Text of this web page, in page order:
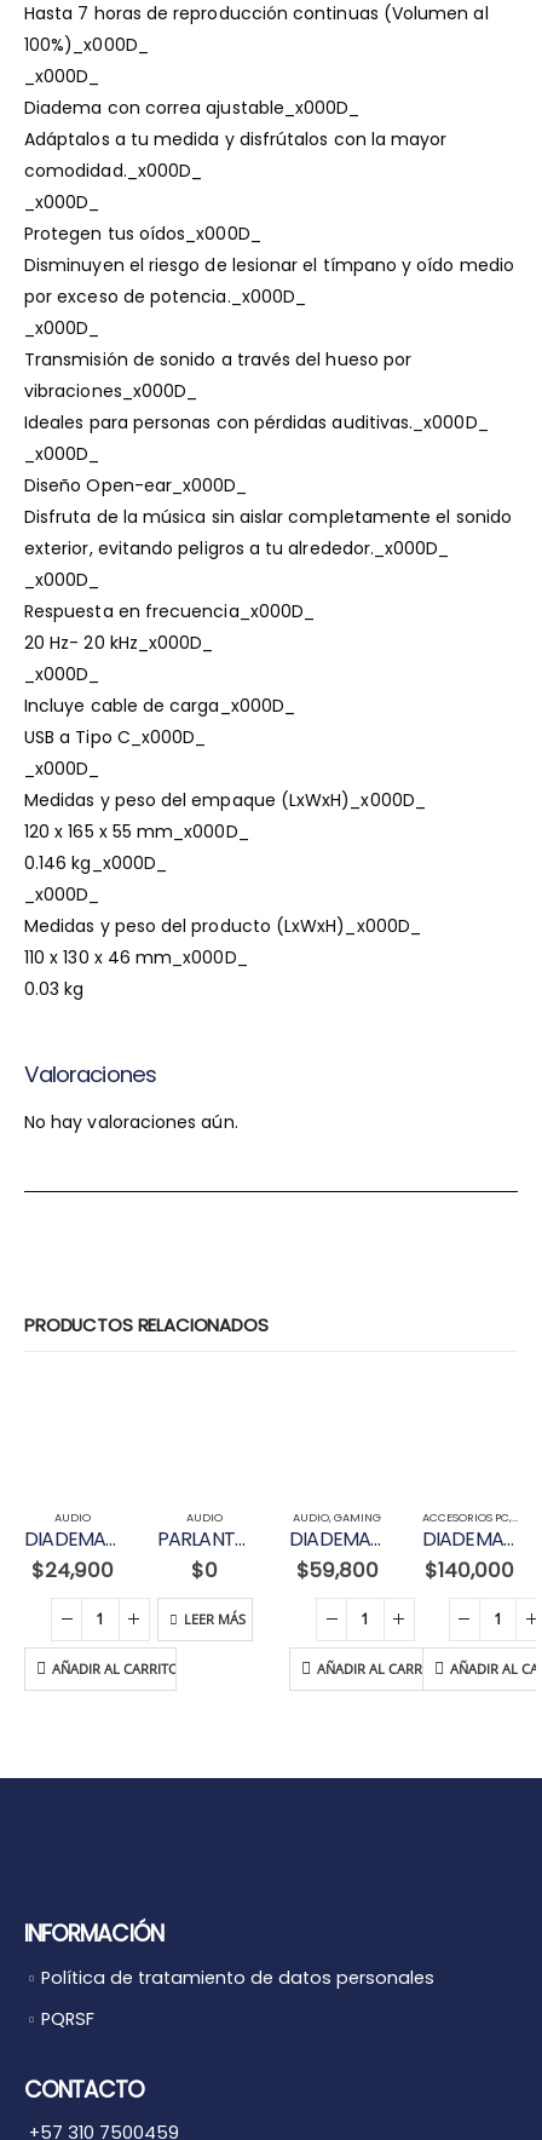
Hasta 7 horas de reproducción continuas (Volumen al
100%)_x000D_
_x000D_
Diadema con correa ajustable_x000D_
Adáptalos a tu medida y disfrútalos con la mayor
comodidad._x000D_
_x000D_
Protegen tus oídos_x000D_
Disminuyen el riesgo de lesionar el tímpano y oído medio
por exceso de potencia._x000D_
_x000D_
Transmisión de sonido a través del hueso por
vibraciones_x000D_
Ideales para personas con pérdidas auditivas._x000D_
_x000D_
Diseño Open-ear_x000D_
Disfruta de la música sin aislar completamente el sonido
exterior, evitando peligros a tu alrededor._x000D_
_x000D_
Respuesta en frecuencia_x000D_
20 Hz- 20 kHz_x000D_
_x000D_
Incluye cable de carga_x000D_
USB a Tipo C_x000D_
_x000D_
Medidas y peso del empaque (LxWxH)_x000D_
120 x 165 x 55 mm_x000D_
0.146 kg_x000D_
_x000D_
Medidas y peso del producto (LxWxH)_x000D_
110 x 130 x 46 mm_x000D_
0.03 kg
Valoraciones
No hay valoraciones aún.
PRODUCTOS RELACIONADOS
AUDIO
DIADEMA AHP-4-722
$24,900
AÑADIR AL CARRITO
AUDIO
PARLANTE JBL INALÁMBRICO BLUETOOTH CLIP 4 5W NEGRO / AZULGARANTIA 1 AÑO
$0
LEER MÁS
AUDIO,GAMING
DIADEMA V2000 GAMING HEADSET
$59,800
AÑADIR AL CARRITO
ACCESORIOS PC,
DIADEMA MICRÓFONO LOGITECH USB HEADSET H390 ROSA
$140,000
AÑADIR AL
INFORMACIÓN
Política de tratamiento de datos personales
PQRSF
CONTACTO
+57 310 7500459